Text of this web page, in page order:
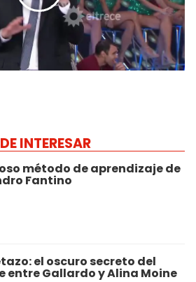
INTERESAR
método de aprendizaje de
Fantino
el oscuro secreto del
entre Gallardo y Alina Moine